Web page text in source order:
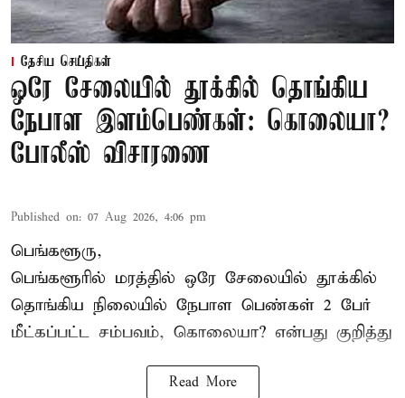
தேசிய செய்திகள்
ஒரே சேலையில் தூக்கில் தொங்கிய
நேபாள இளம்பெண்கள்: கொலையா?
போலீஸ் விசாரணை
Published on: 07 Aug 2026, 4:06 pm
பெங்களூரு,
பெங்களூரில் மரத்தில் ஒரே சேலையில் தூக்கில்
தொங்கிய நிலையில் நேபாள பெண்கள் 2 பேர்
மீட்கப்பட்ட சம்பவம், கொலையா? என்பது குறித்து
Read More